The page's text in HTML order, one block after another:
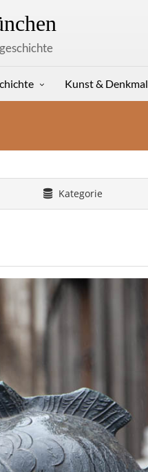
Kunst & Denkmal
Kategorie